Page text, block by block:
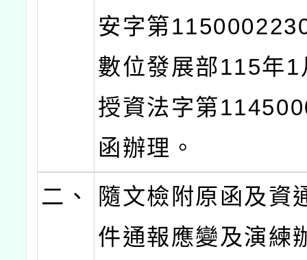
安字第
數位發展部115年
授資法字第
函辦理。
二、
隨文檢附原函及資
件通報應變及演練